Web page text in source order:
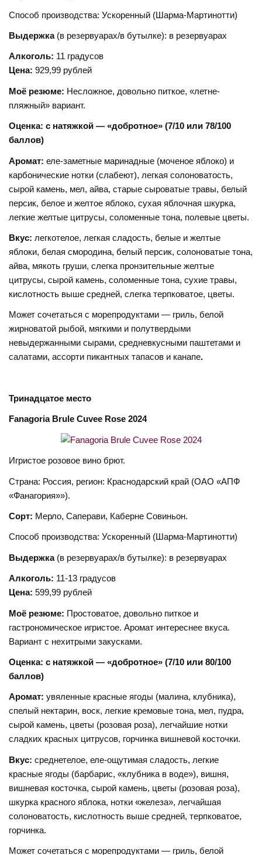
Способ производства: Ускоренный (Шарма-Мартинотти)
Выдержка (в резервуарах/в бутылке): в резервуарах
Алкоголь: 11 градусов
Цена: 929,99 рублей
Моё резюме: Несложное, довольно питкое, «летне-
пляжный» вариант.
Оценка: с натяжкой — «добротное» (7/10 или 78/100
баллов)
Аромат:еле-заметные маринадные (моченое яблоко) и
карбонические нотки (слабеют), легкая солоноватость,
сырой камень, мел, айва, старые сыроватые травы, белый
персик, белое и желтое яблоко, сухая яблочная шкурка,
легкие желтые цитрусы, соломенные тона, полевые цветы.
Вкус: легкотелое, легкая сладость, белые и желтые
яблоки, белая смородина, белый персик, солоноватые тона,
айва, мякоть груши, слегка пронзительные желтые
цитрусы, сырой камень, соломенные тона, сухие травы,
кислотность выше средней, слегка терпковатое, цветы.
Может сочетаться с морепродуктами — гриль, белой
жирноватой рыбой, мягкими и полутвердыми
невыдержанными сырами, средневкусными паштетами и
салатами, ассорти пикантных тапасов и канапе.
Тринадцатое место
Fanagoria Brule Cuvee Rose 2024
Игристое розовое вино брют.
Страна: Россия, регион: Краснодарский край (ОАО «АПФ
«Фанагория»»).
Сорт: Мерло, Саперави, Каберне Совиньон.
Способ производства: Ускоренный (Шарма-Мартинотти)
Выдержка (в резервуарах/в бутылке): в резервуарах
Алкоголь: 11-13 градусов
Цена: 599,99 рублей
Моё резюме: Простоватое, довольно питкое и
гастрономическое игристое. Аромат интереснее вкуса.
Вариант с нехитрыми закусками.
Оценка: с натяжкой — «добротное» (7/10 или 80/100
баллов)
Аромат: увяленные красные ягоды (малина, клубника),
спелый нектарин, воск, легкие кремовые тона, мел, пудра,
сырой камень, цветы (розовая роза), легчайшие нотки
сладких красных цитрусов, горчинка вишневой косточки.
Вкус: среднетелое, еле-ощутимая сладость, легкие
красные ягоды (барбарис, «клубника в воде»), вишня,
вишневая косточка, сырой камень, цветы (розовая роза),
шкурка красного яблока, нотки «железа», легчайшая
солоноватость, кислотность выше средней, терпковатое,
горчинка.
Может сочетаться с морепродуктами — гриль, белой